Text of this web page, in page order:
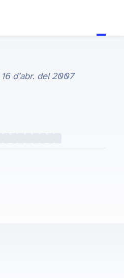
16 d’abr. del 2007